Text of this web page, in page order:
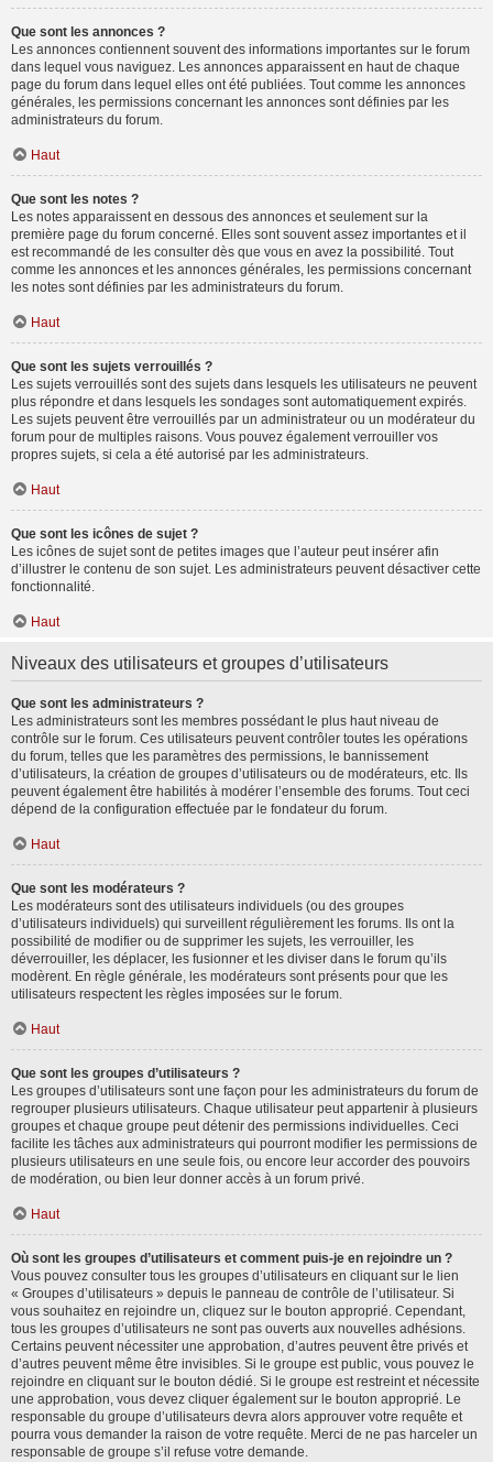
Que sont les annonces ?
Les annonces contiennent souvent des informations importantes sur le forum
dans lequel vous naviguez. Les annonces apparaissent en haut de chaque
page du forum dans lequel elles ont été publiées. Tout comme les annonces
générales, les permissions concernant les annonces sont définies par les
administrateurs du forum.
Haut
Que sont les notes ?
Les notes apparaissent en dessous des annonces et seulement sur la
première page du forum concerné. Elles sont souvent assez importantes et il
est recommandé de les consulter dès que vous en avez la possibilité. Tout
comme les annonces et les annonces générales, les permissions concernant
les notes sont définies par les administrateurs du forum.
Haut
Que sont les sujets verrouillés ?
Les sujets verrouillés sont des sujets dans lesquels les utilisateurs ne peuvent
plus répondre et dans lesquels les sondages sont automatiquement expirés.
Les sujets peuvent être verrouillés par un administrateur ou un modérateur du
forum pour de multiples raisons. Vous pouvez également verrouiller vos
propres sujets, si cela a été autorisé par les administrateurs.
Haut
Que sont les icônes de sujet ?
Les icônes de sujet sont de petites images que l’auteur peut insérer afin
d’illustrer le contenu de son sujet. Les administrateurs peuvent désactiver cette
fonctionnalité.
Haut
Niveaux des utilisateurs et groupes d’utilisateurs
Que sont les administrateurs ?
Les administrateurs sont les membres possédant le plus haut niveau de
contrôle sur le forum. Ces utilisateurs peuvent contrôler toutes les opérations
du forum, telles que les paramètres des permissions, le bannissement
d’utilisateurs, la création de groupes d’utilisateurs ou de modérateurs, etc. Ils
peuvent également être habilités à modérer l’ensemble des forums. Tout ceci
dépend de la configuration effectuée par le fondateur du forum.
Haut
Que sont les modérateurs ?
Les modérateurs sont des utilisateurs individuels (ou des groupes
d’utilisateurs individuels) qui surveillent régulièrement les forums. Ils ont la
possibilité de modifier ou de supprimer les sujets, les verrouiller, les
déverrouiller, les déplacer, les fusionner et les diviser dans le forum qu’ils
modèrent. En règle générale, les modérateurs sont présents pour que les
utilisateurs respectent les règles imposées sur le forum.
Haut
Que sont les groupes d’utilisateurs ?
Les groupes d’utilisateurs sont une façon pour les administrateurs du forum de
regrouper plusieurs utilisateurs. Chaque utilisateur peut appartenir à plusieurs
groupes et chaque groupe peut détenir des permissions individuelles. Ceci
facilite les tâches aux administrateurs qui pourront modifier les permissions de
plusieurs utilisateurs en une seule fois, ou encore leur accorder des pouvoirs
de modération, ou bien leur donner accès à un forum privé.
Haut
Où sont les groupes d’utilisateurs et comment puis-je en rejoindre un ?
Vous pouvez consulter tous les groupes d’utilisateurs en cliquant sur le lien
« Groupes d’utilisateurs » depuis le panneau de contrôle de l’utilisateur. Si
vous souhaitez en rejoindre un, cliquez sur le bouton approprié. Cependant,
tous les groupes d’utilisateurs ne sont pas ouverts aux nouvelles adhésions.
Certains peuvent nécessiter une approbation, d’autres peuvent être privés et
d’autres peuvent même être invisibles. Si le groupe est public, vous pouvez le
rejoindre en cliquant sur le bouton dédié. Si le groupe est restreint et nécessite
une approbation, vous devez cliquer également sur le bouton approprié. Le
responsable du groupe d’utilisateurs devra alors approuver votre requête et
pourra vous demander la raison de votre requête. Merci de ne pas harceler un
responsable de groupe s’il refuse votre demande.